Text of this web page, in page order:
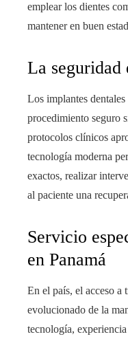
emplear los dientes
mantener en buen
La seguridad
Los implantes
procedimiento seguro
protocolos clínicos
tecnología moderna
exactos, realizar
al paciente una
Servicio
en Panamá
En el país, el acceso a
evolucionado de la
tecnología,